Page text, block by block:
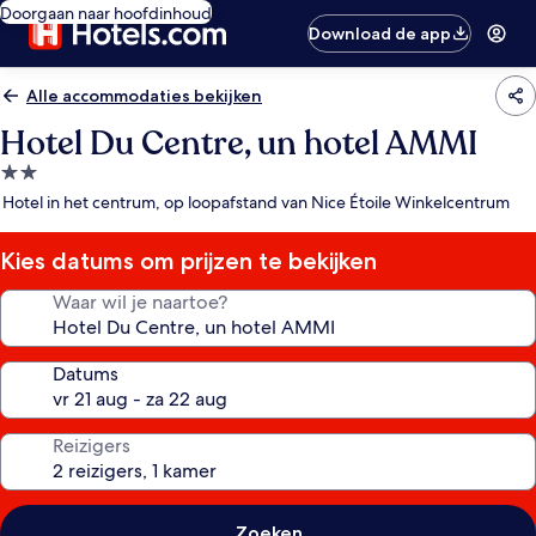
Doorgaan naar hoofdinhoud
Download de app
Alle accommodaties bekijken
Hotel Du Centre, un hotel AMMI
2.0-
sterrenaccommodatie
Hotel in het centrum, op loopafstand van Nice Étoile Winkelcentrum
Kies datums om prijzen te bekijken
Waar wil je naartoe?
Datums
Reizigers